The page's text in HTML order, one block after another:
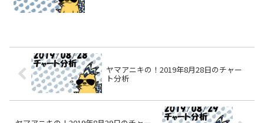
ヤマアニキの！2019年8月28日のチャー
ト分析